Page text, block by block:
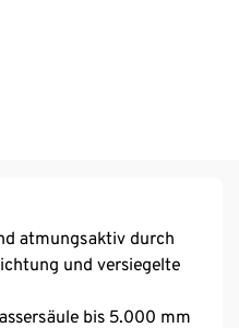
atmungsaktiv durch
und versiegelte
bis 5.000 mm